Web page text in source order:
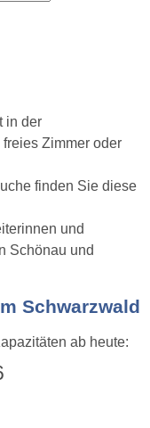
in der
Zimmer oder
finden Sie diese
und
Schönau und
Schwarzwald
ab heute: